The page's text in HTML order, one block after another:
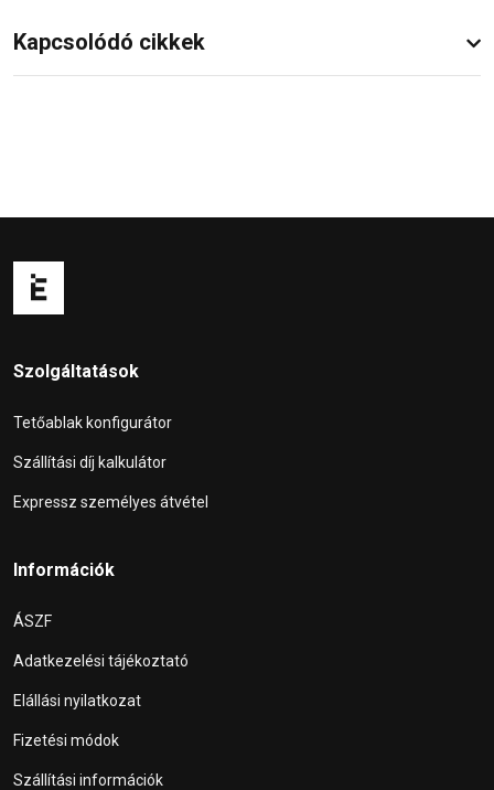
Kapcsolódó cikkek
Szolgáltatások
Tetőablak konfigurátor
Szállítási díj kalkulátor
Expressz személyes átvétel
Információk
ÁSZF
Adatkezelési tájékoztató
Elállási nyilatkozat
Fizetési módok
Szállítási információk